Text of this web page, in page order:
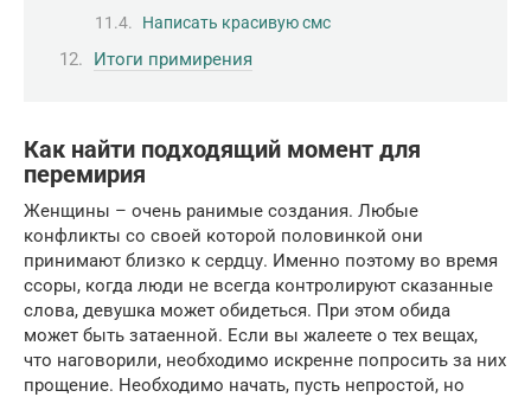
Написать красивую смс
Итоги примирения
Как найти подходящий момент для
перемирия
Женщины – очень ранимые создания. Любые
конфликты со своей которой половинкой они
принимают близко к сердцу. Именно поэтому во время
ссоры, когда люди не всегда контролируют сказанные
слова, девушка может обидеться. При этом обида
может быть затаенной. Если вы жалеете о тех вещах,
что наговорили, необходимо искренне попросить за них
прощение. Необходимо начать, пусть непростой, но